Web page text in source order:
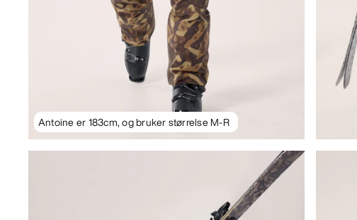
Antoine er 183cm, og bruker størrelse M-R